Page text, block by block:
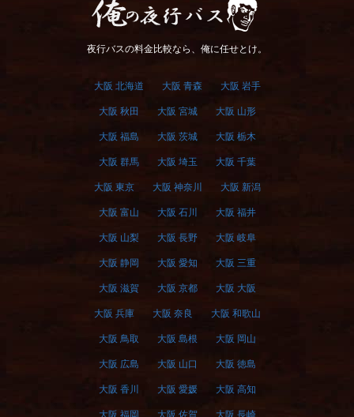
俺の夜行バス
夜行バスの料金比較なら、俺に任せとけ。
大阪 北海道 大阪 青森 大阪 岩手
大阪 秋田 大阪 宮城 大阪 山形
大阪 福島 大阪 茨城 大阪 栃木
大阪 群馬 大阪 埼玉 大阪 千葉
大阪 東京 大阪 神奈川 大阪 新潟
大阪 富山 大阪 石川 大阪 福井
大阪 山梨 大阪 長野 大阪 岐阜
大阪 静岡 大阪 愛知 大阪 三重
大阪 滋賀 大阪 京都 大阪 大阪
大阪 兵庫 大阪 奈良 大阪 和歌山
大阪 鳥取 大阪 島根 大阪 岡山
大阪 広島 大阪 山口 大阪 徳島
大阪 香川 大阪 愛媛 大阪 高知